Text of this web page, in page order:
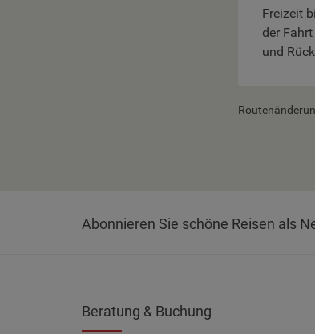
Freizeit
der
und
Abonnieren Sie schöne Reisen als
Beratung & Buchung